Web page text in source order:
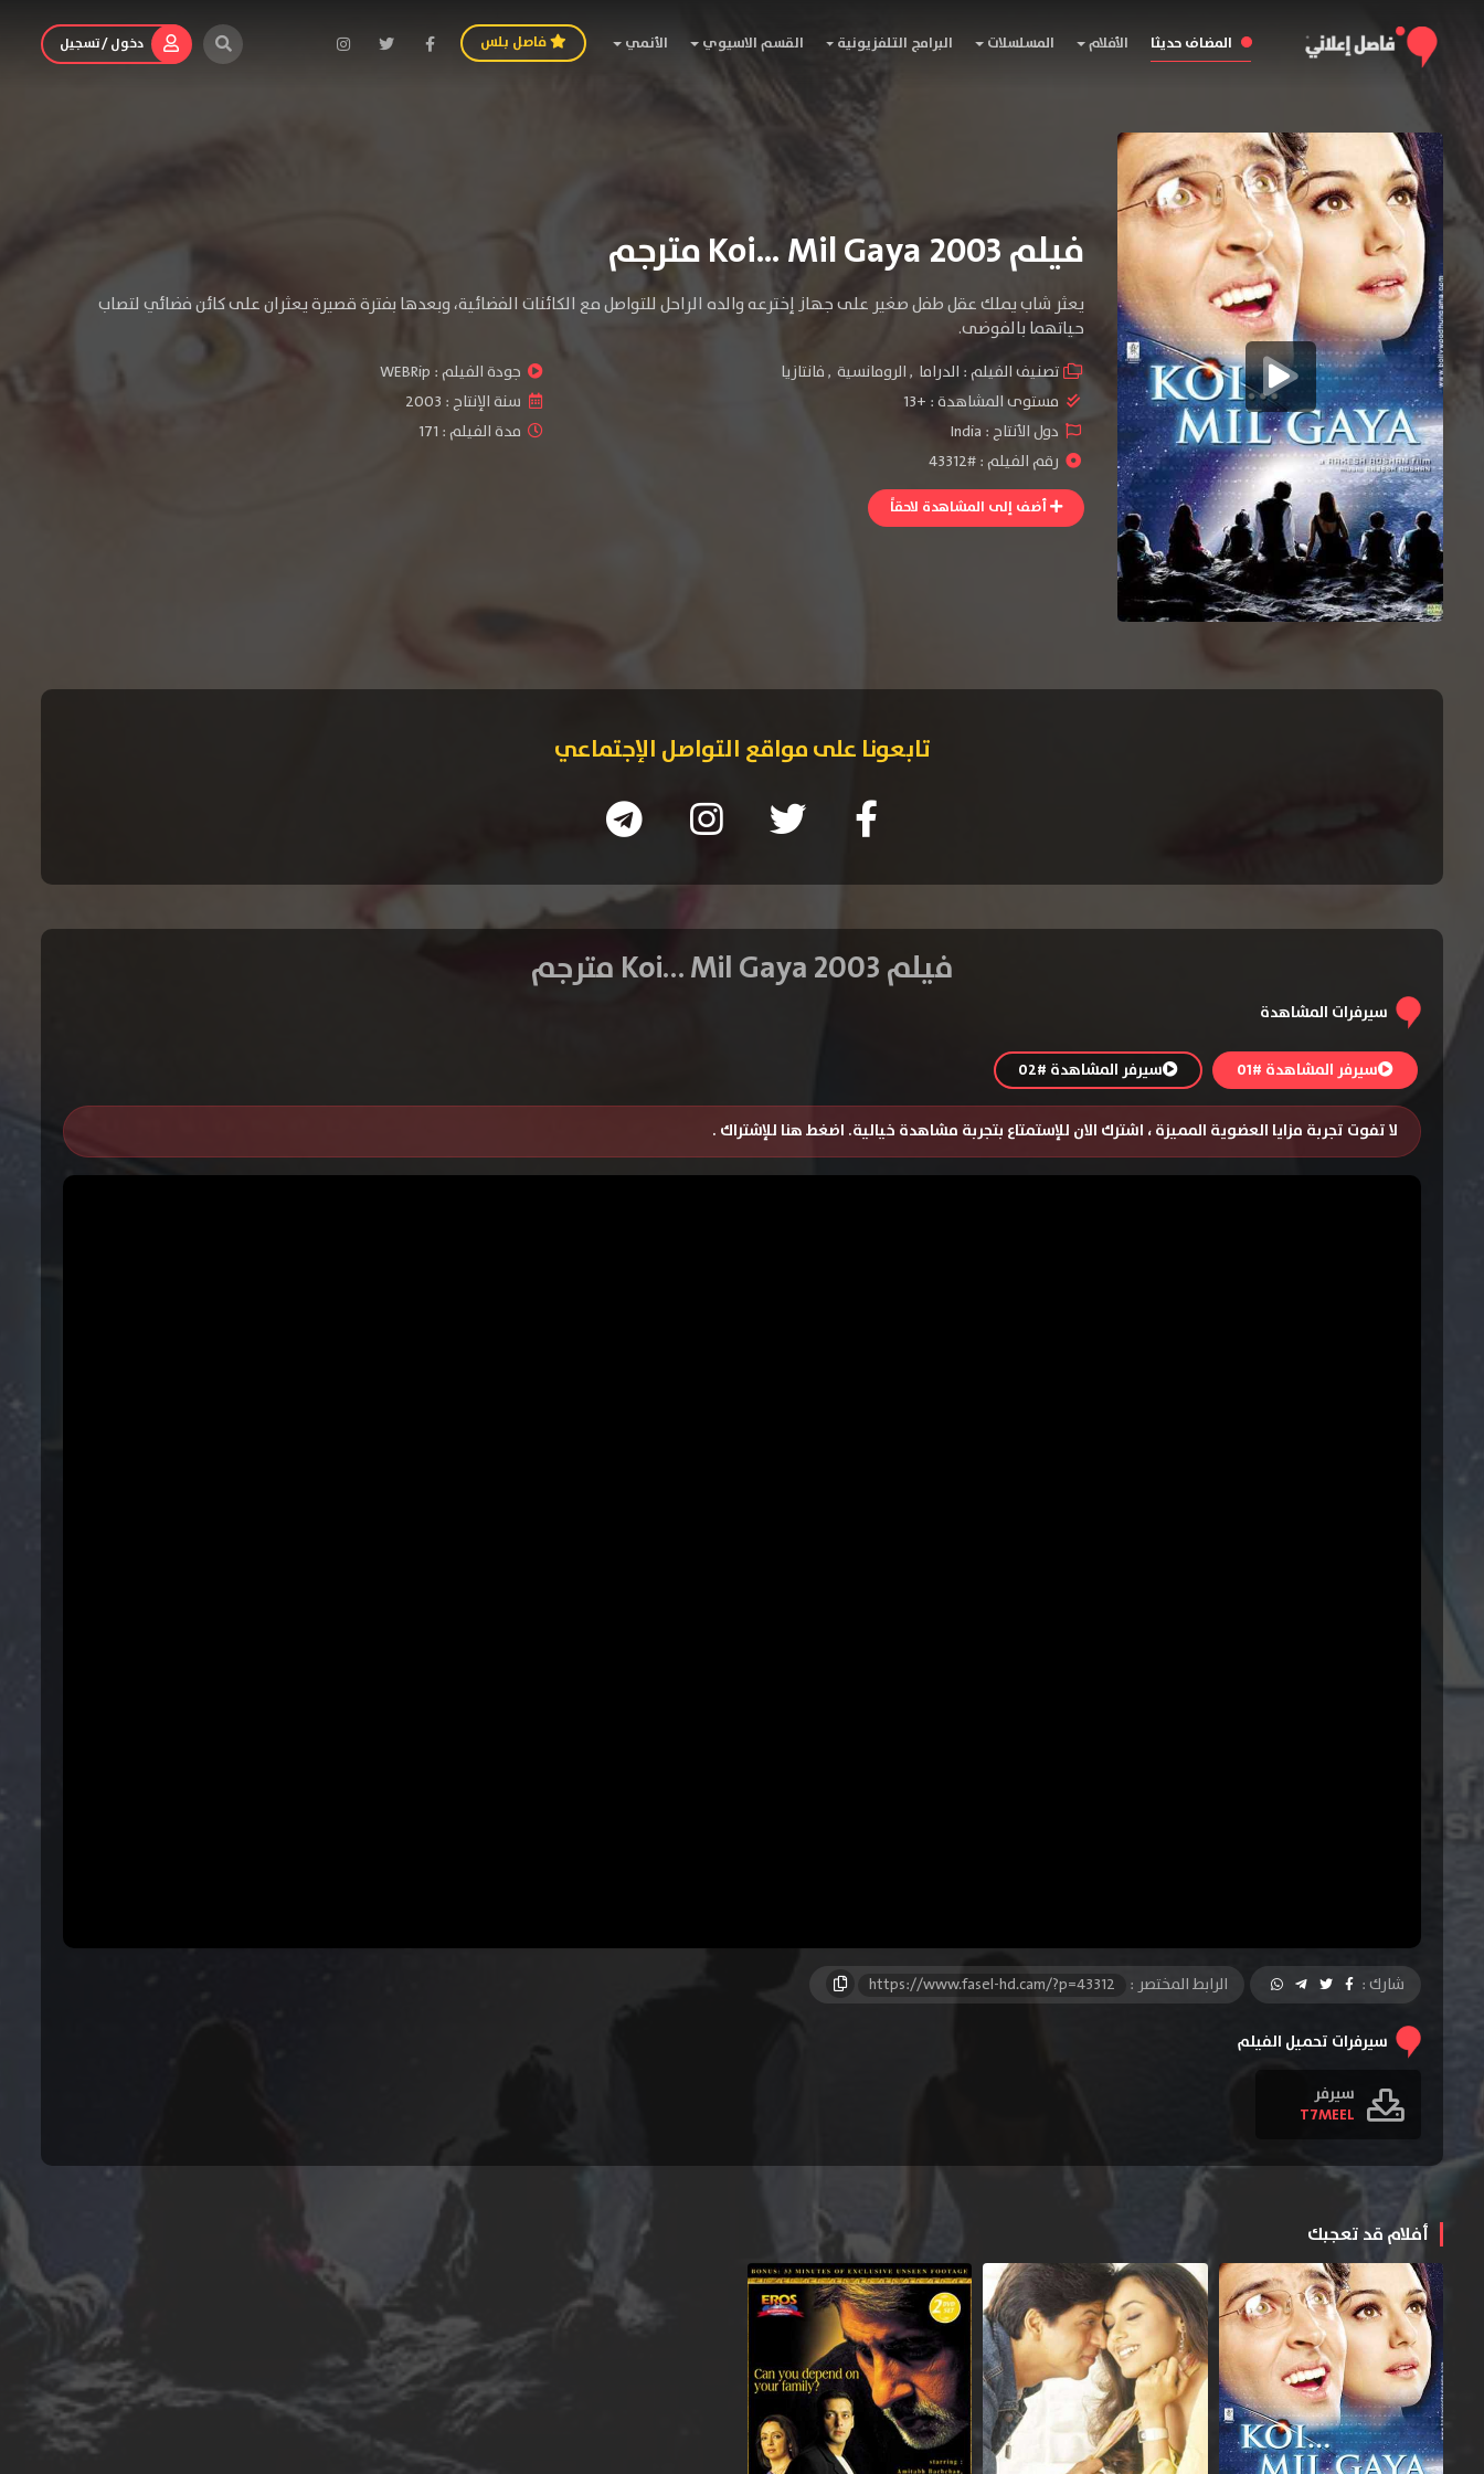
المضاف حديثا الأفلام المسلسلات البرامج التلفزيونية القسم الاسيوي الأنمي فاصل بلس دخول / تسجيل
فيلم Koi… Mil Gaya 2003 مترجم
يعثر شاب يملك عقل طفل صغير على جهاز إخترعه والده الراحل للتواصل مع الكائنات الفضائية، وبعدها بفترة قصيرة يعثران على كائن فضائي لتصاب
حياتهما بالفوضى.
تصنيف الفيلم : الدراما ,الرومانسية ,فانتازيا جودة الفيلم : WEBRip
مستوى المشاهدة : +13 سنة الإنتاج : 2003
دول الأنتاج : India
مدة الفيلم : 171
رقم الفيلم : #43312
أضف إلى المشاهدة لاحقاً
تابعونا على مواقع التواصل الإجتماعي
فيلم Koi… Mil Gaya 2003 مترجم
سيرفرات المشاهدة
سيرفر المشاهدة #01 سيرفر المشاهدة #02
لا تفوت تجربة مزايا العضوية المميزة ، اشترك الان للإستمتاع بتجربة مشاهدة خيالية. اضغط هنا للإشتراك .
شارك : الرابط المختصر : https://www.fasel-hd.cam/?p=43312
سيرفرات تحميل الفيلم
سيرفر
T7MEEL
أفلام قد تعجبك